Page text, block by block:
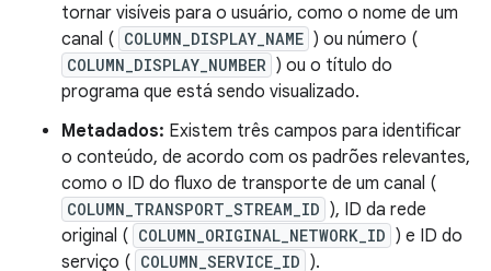
tornar visíveis para o usuário, como o nome de um
canal ( COLUMN_DISPLAY_NAME ) ou número (
COLUMN_DISPLAY_NUMBER ) ou o título do
programa que está sendo visualizado.
Metadados: Existem três campos para identificar
o conteúdo, de acordo com os padrões relevantes,
como o ID do fluxo de transporte de um canal (
COLUMN_TRANSPORT_STREAM_ID ), ID da rede
original ( COLUMN_ORIGINAL_NETWORK_ID ) e ID do
serviço ( COLUMN_SERVICE_ID ).